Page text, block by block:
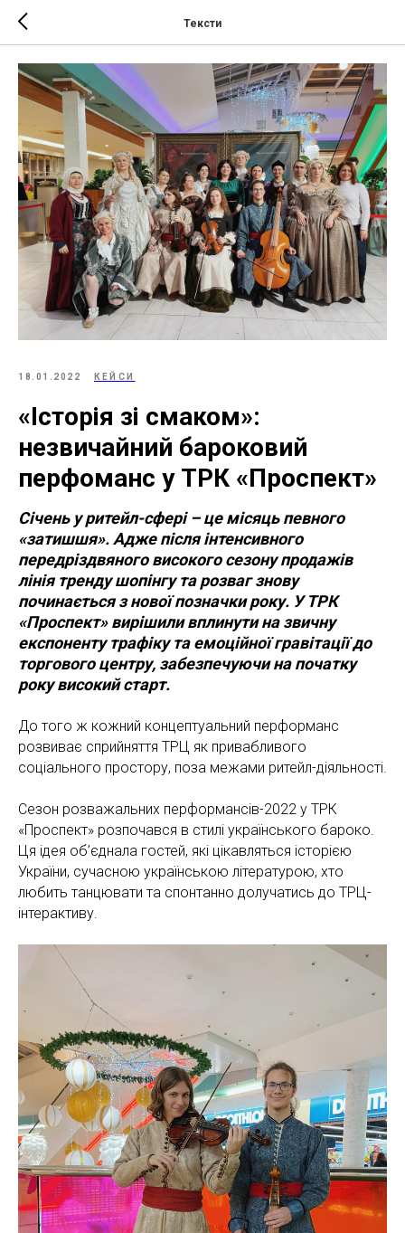
Тексти
18.01.2022 КЕЙСИ
«Історія зі смаком»:
незвичайний бароковий
перфоманс у ТРК «Проспект»
Січень у ритейл-сфері – це місяць певного
«затишшя». Адже після інтенсивного
передріздвяного високого сезону продажів
лінія тренду шопінгу та розваг знову
починається з нової позначки року. У ТРК
«Проспект» вирішили вплинути на звичну
експоненту трафіку та емоційної гравітації до
торгового центру, забезпечуючи на початку
року високий старт.
До того ж кожний концептуальний перформанс
розвиває сприйняття ТРЦ як привабливого
соціального простору, поза межами ритейл-діяльності.
Сезон розважальних перформансів-2022 у ТРК
«Проспект» розпочався в стилі українського бароко.
Ця ідея об’єднала гостей, які цікавляться історією
України, сучасною українською літературою, хто
любить танцювати та спонтанно долучатись до ТРЦ-
інтерактиву.